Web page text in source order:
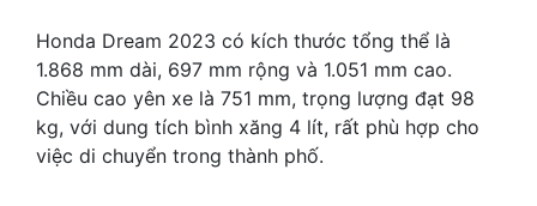
Honda Dream 2023 có kích thước tổng thể là
1.868 mm dài, 697 mm rộng và 1.051 mm cao.
Chiều cao yên xe là 751 mm, trọng lượng đạt 98
kg, với dung tích bình xăng 4 lít, rất phù hợp cho
việc di chuyển trong thành phố.